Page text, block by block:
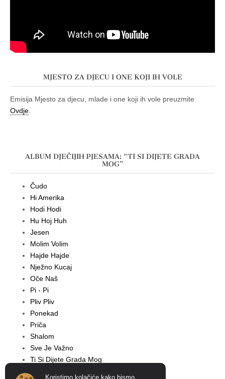
Koristimo kolačiće kako bismo
MJESTO ZA DJECU I ONE KOJI IH VOLE
Emisija Mjesto za djecu, mlade i one koji ih vole preuzmite
Ovdje
ALBUM DJEČIJIH PJESAMA: “TI SI DIJETE GRADA
MOG”
Čudo
Hi Amerika
Hodi Hodi
Hu Hoj Huh
Jesen
Molim Volim
Hajde Hajde
Nježno Kucaj
Oče Naš
Pi - Pi
Pliv Pliv
Ponekad
Priča
Shalom
Sve Je Važno
Ti Si Dijete Grada Mog